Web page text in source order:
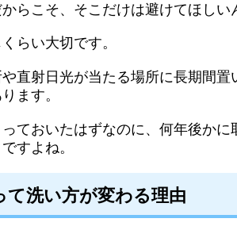
らこそ、そこだけは避けてほしい
らい大切です。
直射日光が当たる場所に長期間
ます。
っておいたはずなのに、何年後か
すよね。
て洗い方が変わる理由